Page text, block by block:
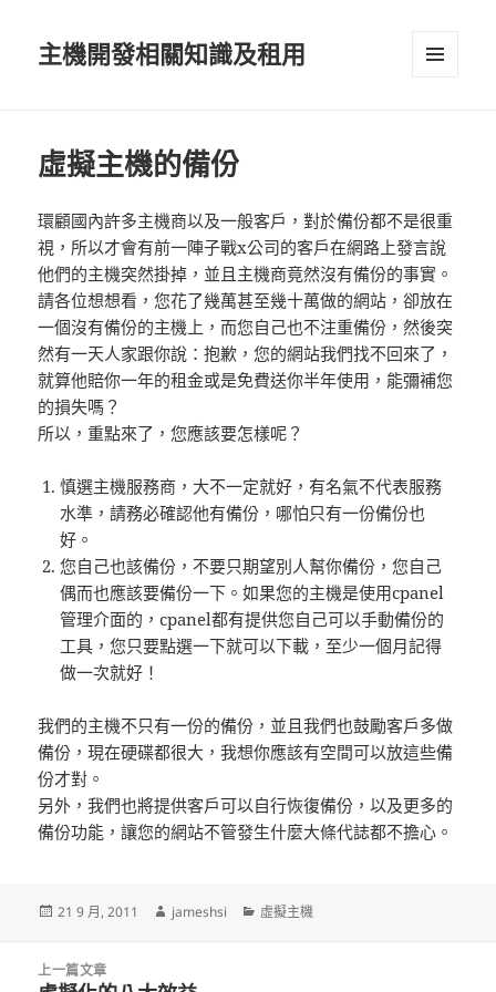
主機開發相關知識及租用
虛擬主機的備份
環顧國內許多主機商以及一般客戶，對於備份都不是很重
視，所以才會有前一陣子戰x公司的客戶在網路上發言說
他們的主機突然掛掉，並且主機商竟然沒有備份的事實。
請各位想想看，您花了幾萬甚至幾十萬做的網站，卻放在
一個沒有備份的主機上，而您自己也不注重備份，然後突
然有一天人家跟你說：抱歉，您的網站我們找不回來了，
就算他賠你一年的租金或是免費送你半年使用，能彌補您
的損失嗎？
所以，重點來了，您應該要怎樣呢？
慎選主機服務商，大不一定就好，有名氣不代表服務
水準，請務必確認他有備份，哪怕只有一份備份也
好。
您自己也該備份，不要只期望別人幫你備份，您自己
偶而也應該要備份一下。如果您的主機是使用cpanel
管理介面的，cpanel都有提供您自己可以手動備份的
工具，您只要點選一下就可以下載，至少一個月記得
做一次就好！
我們的主機不只有一份的備份，並且我們也鼓勵客戶多做
備份，現在硬碟都很大，我想你應該有空間可以放這些備
份才對。
另外，我們也將提供客戶可以自行恢復備份，以及更多的
備份功能，讓您的網站不管發生什麼大條代誌都不擔心。
發
期:
21 9 月, 2011
作
jameshsi
分
虛擬主機
上一篇文章